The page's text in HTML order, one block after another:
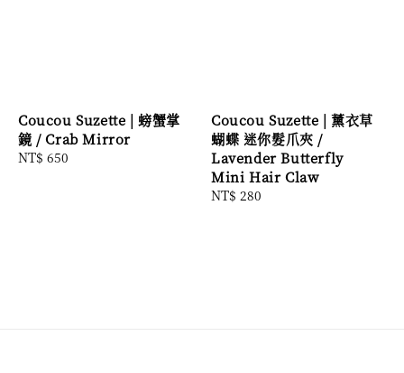
Coucou Suzette | 螃蟹掌
鏡 / Crab Mirror
Regular
NT$ 650
Coucou Suzette | 薰衣草
蝴蝶 迷你髮爪夾 /
Lavender Butterfly
Mini Hair Claw
Regular
NT$ 280